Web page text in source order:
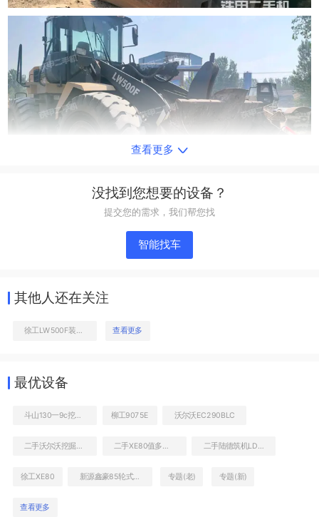
工作装置
查看更多
没找到您想要的设备？
提交您的需求，我们帮您找
智能找车
其他人还在关注
查看更多
最优设备
柳工9075E 沃尔沃EC290BLC
徐工XE80 新源鑫豪85轮式挖掘机多少钱 专题(老) 专题(新)
查看更多